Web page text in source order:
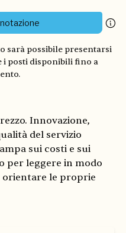
sarà possibile presentarsi
i posti disponibili fino a
Innovazione,
del servizio
sui costi e sui
per leggere in modo
orientare le proprie